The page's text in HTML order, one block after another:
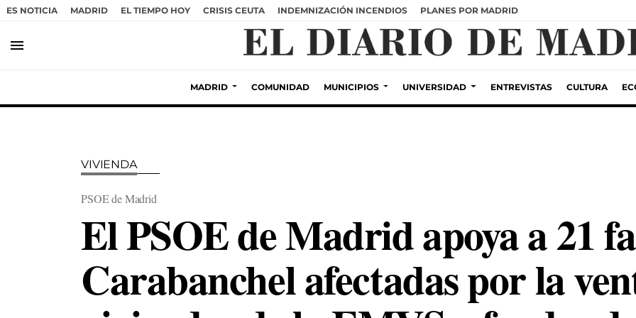
ES NOTICIA MADRID EL TIEMPO HOY CRISIS CEUTA INDEMNIZACIÓN INCENDIOS PLANES POR MADRID
menu
MADRID COMUNIDAD MUNICIPIOS UNIVERSIDAD ENTREVISTAS CULTURA
VIVIENDA
PSOE de Madrid
El PSOE de Madrid apoya a 21
Carabanchel afectadas por la